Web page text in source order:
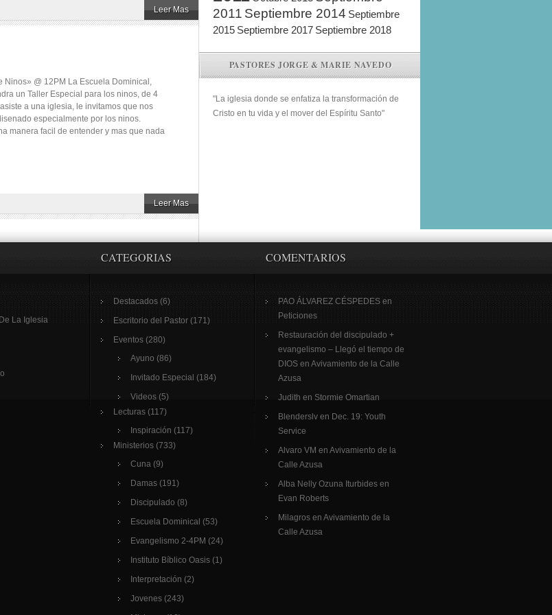
Leer Mas
Ninos» @ 12PM La Escuela Dominical,
un Taller Especial para los ninos, de 4
a una iglesia, le invitamos que nos
especialmente por los ninos.
manera facil de entender y mas que nada
Leer Mas
2011 Septiembre 2014 Septiembre
2015 Septiembre 2017 Septiembre 2018
PASTORES JORGE & MARIE NAVEDO
"La iglesia donde se enfatiza la transformación de
Cristo en tu vida y el mover del Espíritu Santo"
La Iglesia
CATEGORIAS
Destacados (6)
Escritorio del Pastor (171)
Eventos (280)
Ayuno (86)
Invitado Especial (184)
Videos (5)
Lecturas (117)
Inspiración (117)
Ministerios (733)
Cuna (9)
Damas (191)
Discipulado (8)
Escuela Dominical (53)
Evangelismo 2-4PM (24)
Instituto Bíblico Oasis (1)
Interpretación (2)
Jovenes (243)
COMENTARIOS
PAO ÁLVAREZ CÉSPEDES en
Peticiones
Restauración del discipulado +
evangelismo – Llegó el tiempo de
DIOS en Avivamiento de la Calle
Azusa
Judith en Stormie Omartian
Blenderslv en Dec. 19: Youth
Service
Alvaro VM en Avivamiento de la
Calle Azusa
Alba Nelly Ozuna Iturbides en
Evan Roberts
Milagros en Avivamiento de la
Calle Azusa